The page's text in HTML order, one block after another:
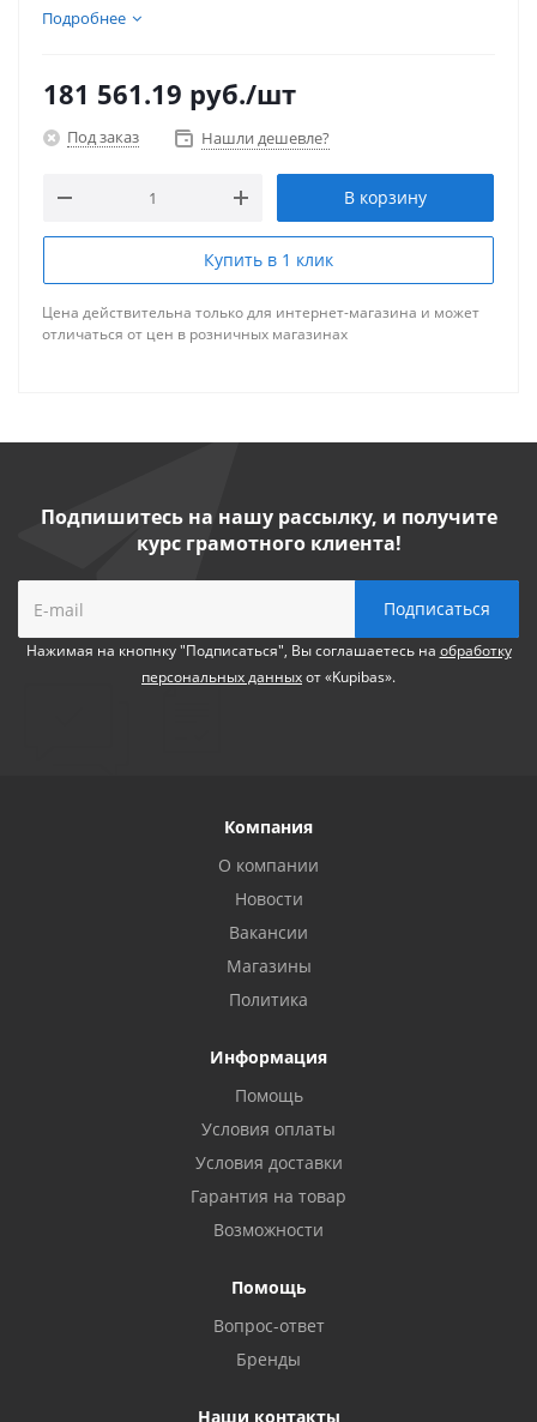
Подробнее
181 561.19 руб./шт
Под заказ Нашли дешевле?
В корзину
Купить в 1 клик
Цена действительна только для интернет-магазина и может
отличаться от цен в розничных магазинах
Подпишитесь на нашу рассылку, и получите
курс грамотного клиента!
Нажимая на кнопнку "Подписаться", Вы соглашаетесь на обработку
персональных данныхот «Kupibas».
Компания
О компании
Новости
Вакансии
Магазины
Политика
Информация
Помощь
Условия оплаты
Условия доставки
Гарантия на товар
Возможности
Помощь
Вопрос-ответ
Бренды
Наши контакты